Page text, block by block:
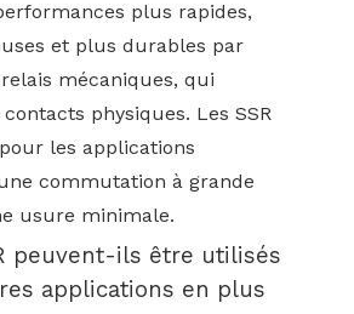
plus rapides,
et plus durables par
mécaniques, qui
physiques. Les SSR
les applications
commutation à grande
usure minimale.
peuvent-ils être utilisés
applications en plus